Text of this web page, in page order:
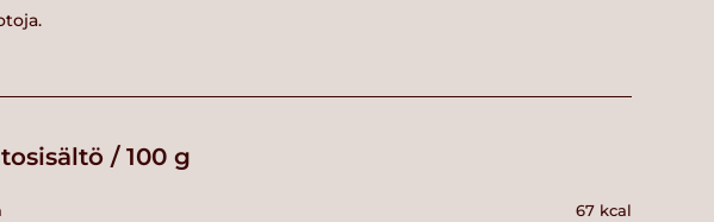
/ 100 g
67 kcal